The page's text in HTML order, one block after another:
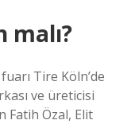
malı?
Tire Köln’de
ve üreticisi
Fatih Özal, Elit